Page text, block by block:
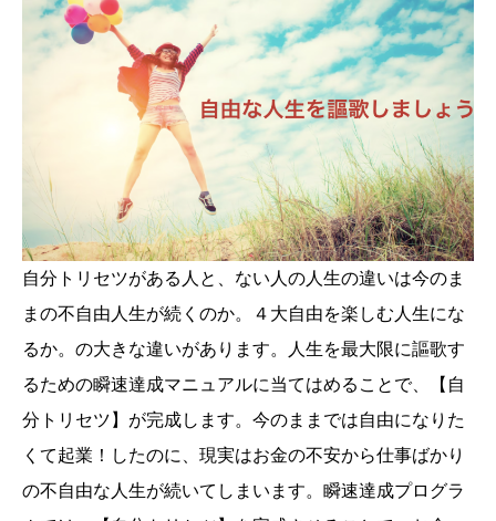
自分トリセツがある人と、ない人の人生の違いは今のま
まの不自由人生が続くのか。４大自由を楽しむ人生にな
るか。の大きな違いがあります。人生を最大限に謳歌す
るための瞬速達成マニュアルに当てはめることで、【自
分トリセツ】が完成します。今のままでは自由になりた
くて起業！したのに、現実はお金の不安から仕事ばかり
の不自由な人生が続いてしまいます。瞬速達成プログラ